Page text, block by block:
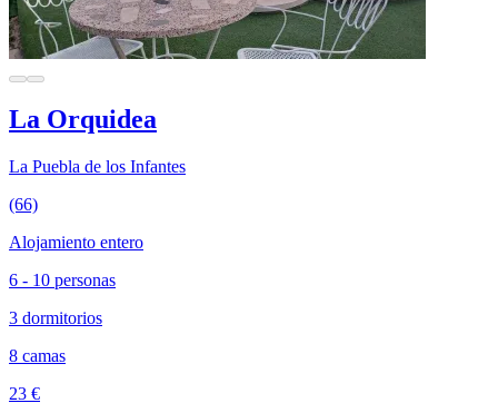
La Orquidea
La Puebla de los Infantes
(66)
Alojamiento entero
6 - 10 personas
3 dormitorios
8 camas
23 €